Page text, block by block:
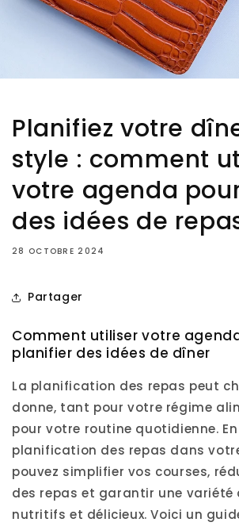
Planifiez votre
style : comment
votre agenda
des idées de
28 OCTOBRE 2024
Partager
Comment utiliser votre
planifier des idées de dîner
La planification des repas peut
donne, tant pour votre régime
pour votre routine quotidienne.
planification des repas dans
pouvez simplifier vos courses,
des repas et garantir une variété
nutritifs et délicieux. Voici un